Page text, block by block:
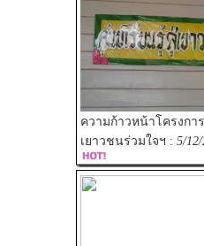
ความก้าวหน้าโครงกา
เยาวชนร่วมใจฯ : 5/12/